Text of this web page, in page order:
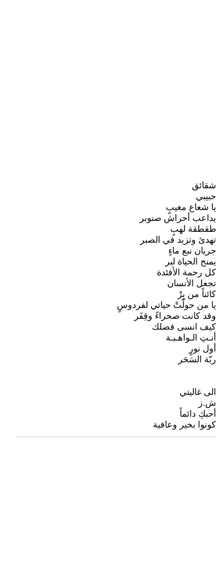
شقائق
حبيبي
يا شعاع مغيبٍ
يداعب أحراش صنوبر
طقطقة لهبٍ
تهدئ وتزيد في الصبر
جريان نبع ماءٍ
يمنح الحياة لبر
كل رحمة الأفئدة
تجعل الأنسان
كائناً من بِرْ
يا من حولّتْ حياتي لفردوسٍ
وقد كانت صحراءً وقِفَر
كيف انسى فضلك
أنـتِ الـواهـبـة
أول نورٍ
ربّة السَحَر
الى غاليتي
ش.ز
أحبكِ دائماً
كونوا بخير وعافية